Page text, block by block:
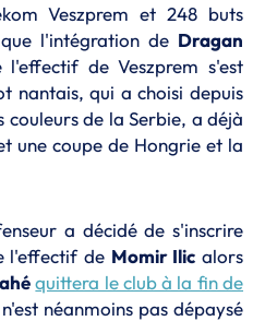
Veszprem et 248 buts
l'intégration de Dragan
l'effectif de Veszprem s'est
nantais, qui a choisi depuis
couleurs de la Serbie, a déjà
une coupe de Hongrie et la
a décidé de s'inscrire
l'effectif de Momir Ilic alors
quittera le club à la fin de
néanmoins pas dépaysé